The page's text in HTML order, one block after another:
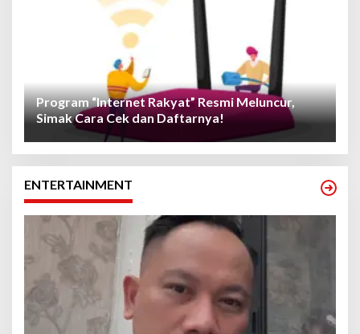
Program “Internet Rakyat” Resmi Meluncur,
Simak Cara Cek dan Daftarnya!
ENTERTAINMENT